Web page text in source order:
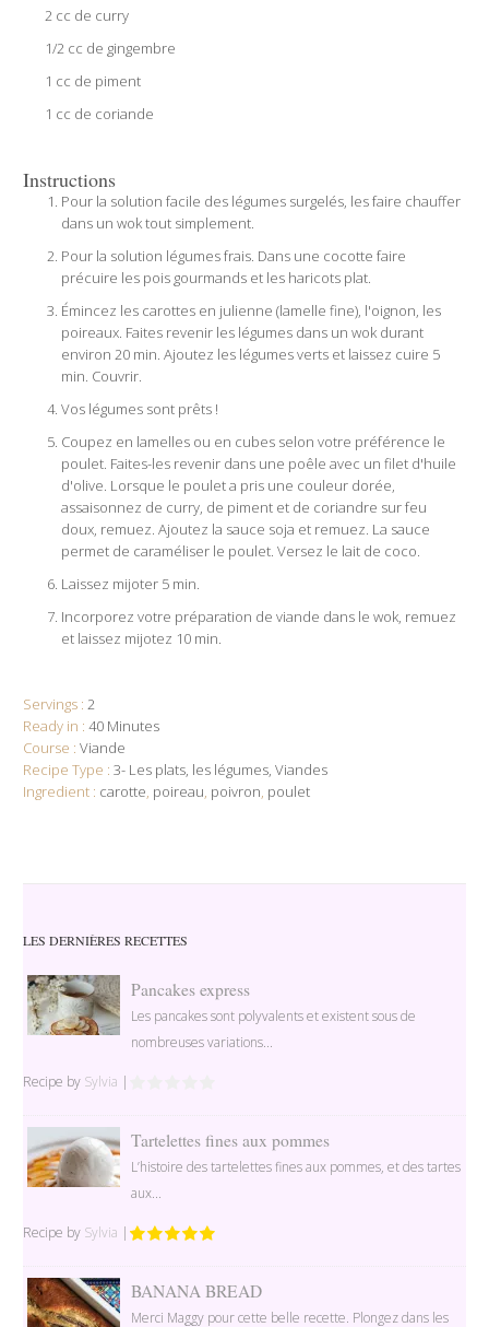
2 cc de curry
1/2 cc de gingembre
1 cc de piment
1 cc de coriande
Instructions
Pour la solution facile des légumes surgelés, les faire chauffer
dans un wok tout simplement.
Pour la solution légumes frais. Dans une cocotte faire
précuire les pois gourmands et les haricots plat.
Émincez les carottes en julienne (lamelle fine), l'oignon, les
poireaux. Faites revenir les légumes dans un wok durant
environ 20 min. Ajoutez les légumes verts et laissez cuire 5
min. Couvrir.
Vos légumes sont prêts !
Coupez en lamelles ou en cubes selon votre préférence le
poulet. Faites-les revenir dans une poêle avec un filet d'huile
d'olive. Lorsque le poulet a pris une couleur dorée,
assaisonnez de curry, de piment et de coriandre sur feu
doux, remuez. Ajoutez la sauce soja et remuez. La sauce
permet de caraméliser le poulet. Versez le lait de coco.
Laissez mijoter 5 min.
Incorporez votre préparation de viande dans le wok, remuez
et laissez mijotez 10 min.
Servings :2
Ready in :40 Minutes
Course :Viande
Recipe Type :3- Les plats les légumes Viandes
Ingredient : carotte, poireau, poivron, poulet
LES DERNIÈRES RECETTES
Pancakes express
Les pancakes sont polyvalents et existent sous de
nombreuses variations...
Recipe by Sylvia |
Tartelettes fines aux pommes
L’histoire des tartelettes fines aux pommes, et des tartes
aux...
Recipe by Sylvia |
BANANA BREAD
Merci Maggy pour cette belle recette. Plongez dans les